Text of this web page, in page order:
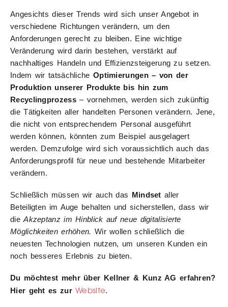
Angesichts dieser Trends wird sich unser Angebot in
verschiedene Richtungen verändern, um den
Anforderungen gerecht zu bleiben. Eine wichtige
Veränderung wird darin bestehen, verstärkt auf
nachhaltiges Handeln und Effizienzsteigerung zu setzen.
Indem wir tatsächliche Optimierungen – von der
Produktion unserer Produkte bis hin zum
Recyclingprozess– vornehmen, werden sich zukünftig
die Tätigkeiten aller handelten Personen verändern. Jene,
die nicht von entsprechendem Personal ausgeführt
werden können, könnten zum Beispiel ausgelagert
werden. Demzufolge wird sich voraussichtlich auch das
Anforderungsprofil für neue und bestehende Mitarbeiter
verändern.
Schließlich müssen wir auch das Mindset aller
Beteiligten im Auge behalten und sicherstellen, dass wir
dieAkzeptanz im Hinblick auf neue digitalisierte
Möglichkeiten erhöhen. Wir wollen schließlich die
neuesten Technologien nutzen, um unseren Kunden ein
noch besseres Erlebnis zu bieten.
Du möchtest mehr über Kellner & Kunz AG erfahren?
Hier geht es zurWebsite.